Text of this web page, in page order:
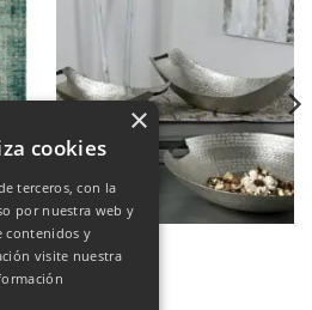
AUTRES
Bandejas
×
cookies
terceros, con la
por nuestra web y
contenidos y
visite nuestra